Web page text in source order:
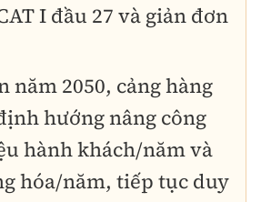
I đầu 27 và giản đơn
năm 2050, cảng hàng
hướng nâng công
hành khách/năm và
hóa/năm, tiếp tục duy